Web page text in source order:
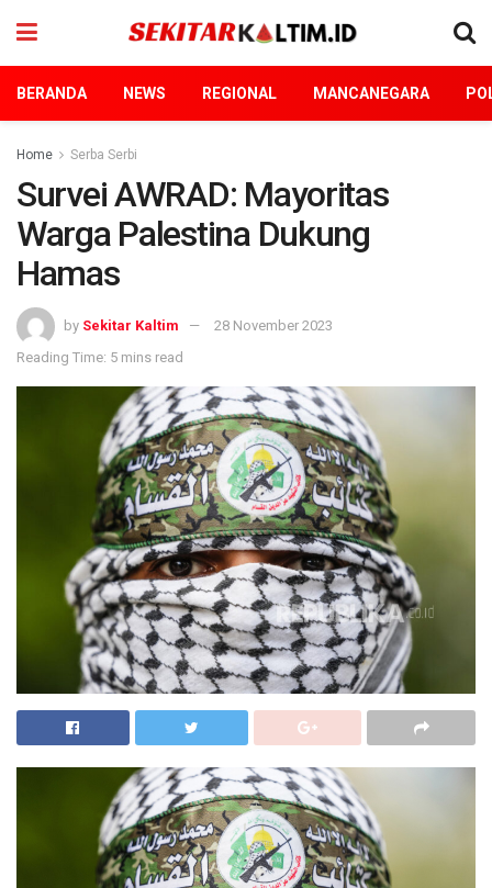
BERANDA NEWS REGIONAL MANCANEGARA
Home Serba Serbi
Survei AWRAD: Mayoritas
Warga Palestina Dukung
Hamas
by Sekitar Kaltim
28 November 2023
Reading Time: 5 mins read